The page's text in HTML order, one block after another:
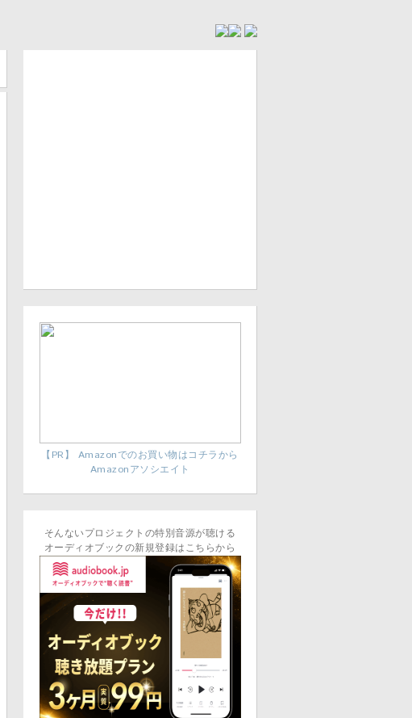
【PR】 Amazonでのお買い物はコチラから
Amazonアソシエイト
そんないプロジェクトの特別音源が聴ける
オーディオブックの新規登録はこちらから